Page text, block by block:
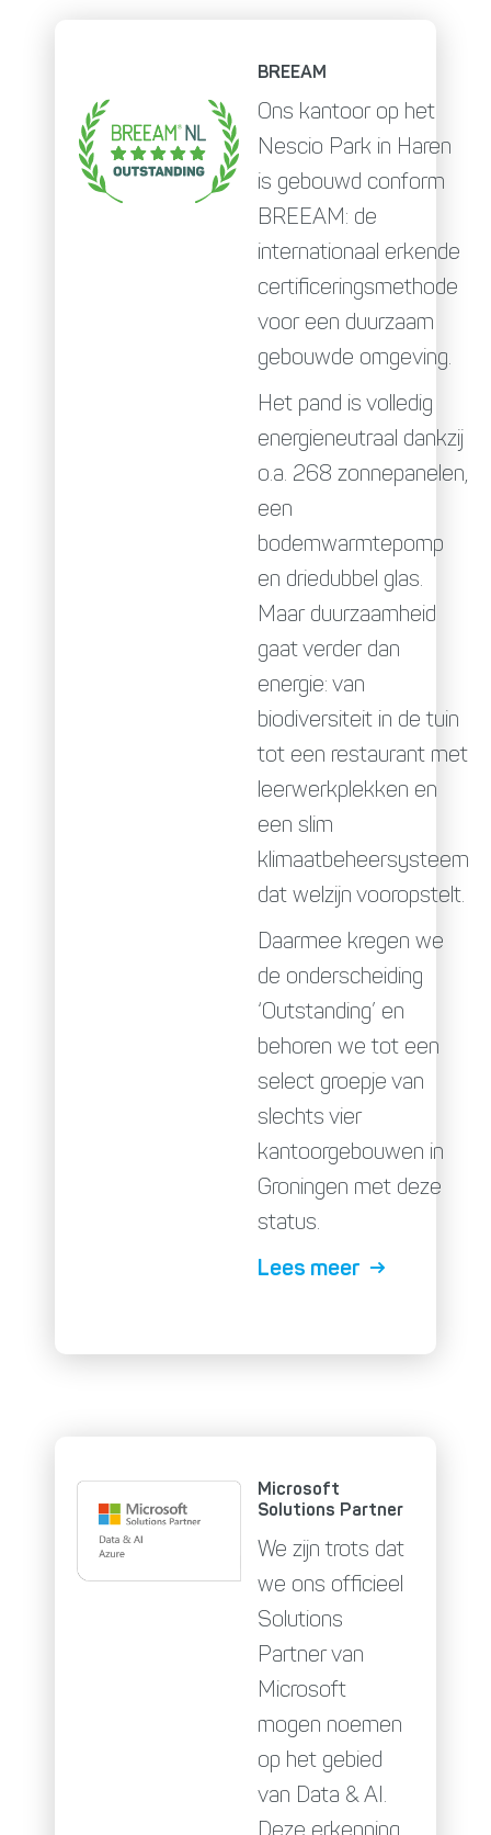
BREEAM
Ons kantoor op het
Nescio Park in Haren
is gebouwd conform
BREEAM: de
internationaal erkende
certificeringsmethode
voor een duurzaam
gebouwde omgeving.
Het pand is volledig
energieneutraal dankzij
o.a. 268 zonnepanelen,
een
bodemwarmtepomp
en driedubbel glas.
Maar duurzaamheid
gaat verder dan
energie: van
biodiversiteit in de tuin
tot een restaurant met
leerwerkplekken en
een slim
klimaatbeheersysteem
dat welzijn vooropstelt.
Daarmee kregen we
de onderscheiding
‘Outstanding’ en
behoren we tot een
select groepje van
slechts vier
kantoorgebouwen in
Groningen met deze
status.
Lees meer →
Microsoft
Solutions Partner
We zijn trots dat
we ons officieel
Solutions
Partner van
Microsoft
mogen noemen
op het gebied
van Data & AI.